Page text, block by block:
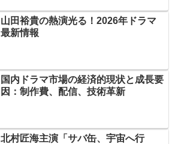
山田裕貴の熱演光る！2026年ドラマ
最新情報
国内ドラマ市場の経済的現状と成長要
因：制作費、配信、技術革新
北村匠海主演「サバ缶、宇宙へ行